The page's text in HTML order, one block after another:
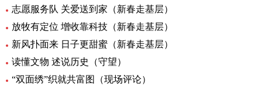
志愿服务队 关爱送到家（新春走基层）
放牧有定位 增收靠科技（新春走基层）
新风扑面来 日子更甜蜜（新春走基层）
读懂文物 述说历史（守望）
“双面绣”织就共富图（现场评论）